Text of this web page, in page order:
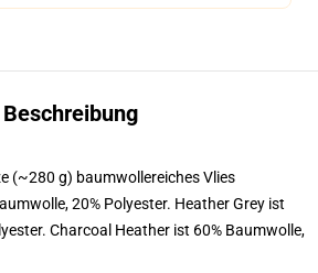
Beschreibung
(~280 g) baumwollereiches Vlies
20% Polyester. Heather Grey ist
Charcoal Heather ist 60% Baumwolle,